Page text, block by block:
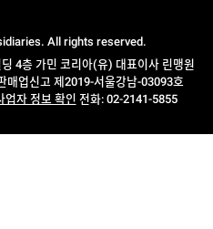
All rights reserved.
4층 가민 코리아(유) 대표이사 린맹원
매업신고 제2019-서울강남-03093호
업자 정보 확인 전화: 02-2141-5855